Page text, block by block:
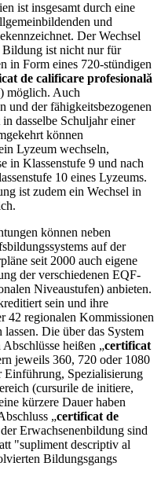
ist insgesamt durch eine
und
Der Wechsel
ist nicht nur für
in Form eines 720-stündigen
de calificare profesională
möglich. Auch
und der fähigkeitsbezogenen
dasselbe Schuljahr einer
können
Lyzeum wechseln,
in Klassenstufe 9 und nach
10 eines Lyzeums.
ist zudem ein Wechsel in
können neben
auf der
seit 2000 auch eigene
der verschiedenen EQF-
Niveaustufen) anbieten.
sein und ihre
42 regionalen Kommissionen
Die über das System
heißen „certificat
jeweils 360, 720 oder 1080
Einführung, Spezialisierung
(cursurile de initiere,
kürzere Dauer haben
„certificat de
Erwachsenenbildung sind
"supliment descriptiv al
Bildungsgangs